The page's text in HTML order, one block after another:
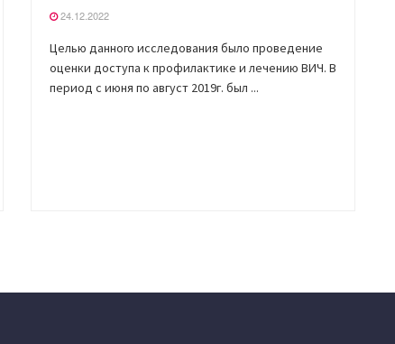
24.12.2022
Целью данного исследования было проведение
оценки доступа к профилактике и лечению ВИЧ. В
период с июня по август 2019г. был ...